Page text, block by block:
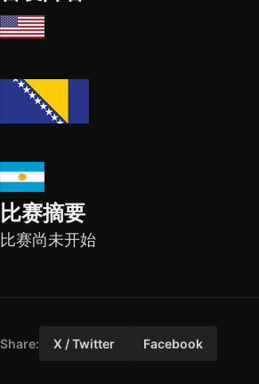
比赛摘要
比赛尚未开始
Share: X / Twitter Facebook